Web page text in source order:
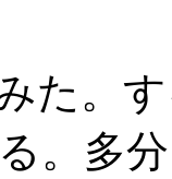
た。
。多